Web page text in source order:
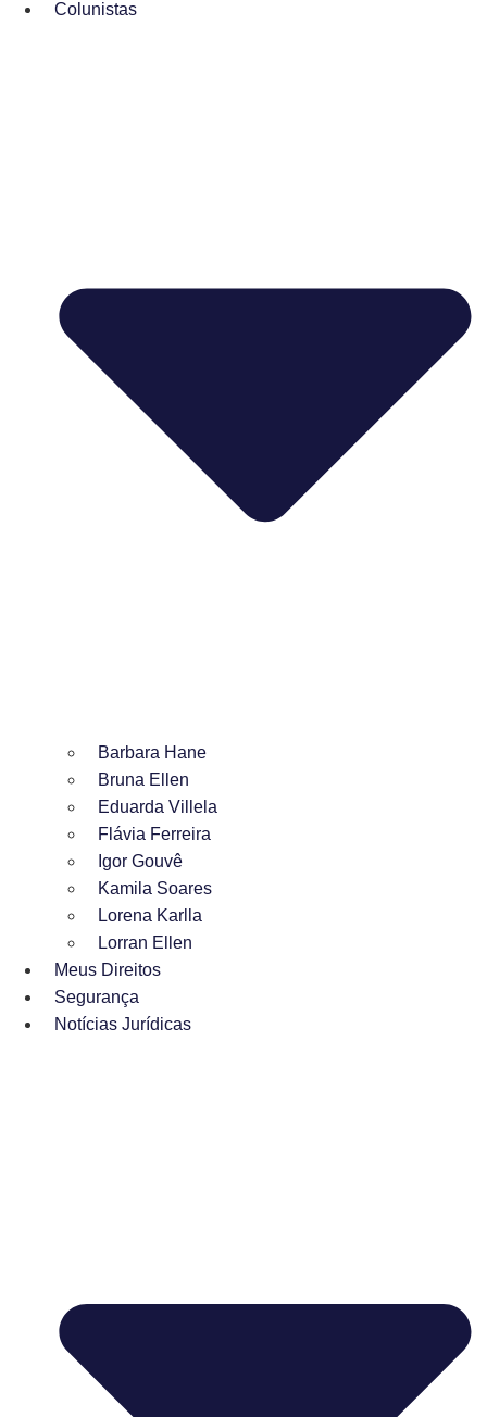
Colunistas
Barbara Hane
Bruna Ellen
Eduarda Villela
Flávia Ferreira
Igor Gouvê
Kamila Soares
Lorena Karlla
Lorran Ellen
Meus Direitos
Segurança
Notícias Jurídicas